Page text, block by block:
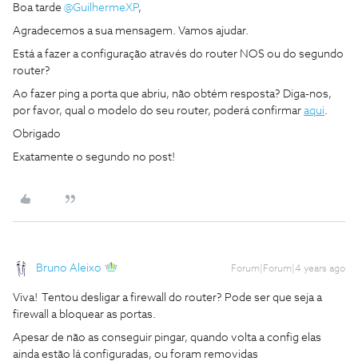
Boa tarde @GuilhermeXP,
Agradecemos a sua mensagem. Vamos ajudar.
Está a fazer a configuração através do router NOS ou do segundo
router?
Ao fazer ping a porta que abriu, não obtém resposta? Diga-nos,
por favor, qual o modelo do seu router, poderá confirmar aqui.
Obrigado
Exatamente o segundo no post!
Bruno Aleixo Forum|Forum|4 years ago
Viva! Tentou desligar a firewall do router? Pode ser que seja a
firewall a bloquear as portas.
Apesar de não as conseguir pingar, quando volta a config elas
ainda estão lá configuradas, ou foram removidas